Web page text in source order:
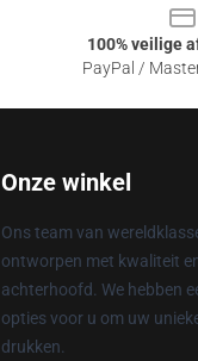
100% veilige
PayPal /
Onze winkel
Ons team van
ontworpen met kwaliteit
achterhoofd. We hebben
opties voor u om uw
drukken.